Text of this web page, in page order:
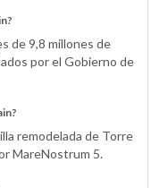
de 9,8 millones de
por el Gobierno de
remodelada de Torre
MareNostrum 5.